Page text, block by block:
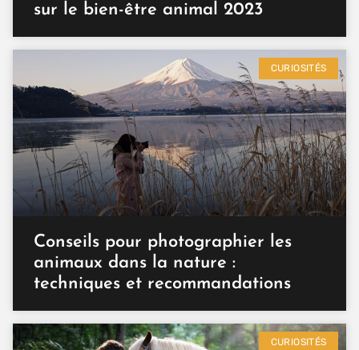
sur le bien-être animal 2023
CURIOSITÉS
Conseils pour photographier les
animaux dans la nature :
techniques et recommandations
CURIOSITÉS